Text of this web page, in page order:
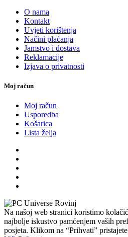
O nama
Kontakt
Uvjeti korištenja
Načini plaćanja
Jamstvo i dostava
Reklamacije
Izjava o privatnosti
Moj račun
Moj račun
Usporedba
Košarica
Lista želja
Na našoj web stranici koristimo
najbolje iskustvo pamćenjem vaših
posjeta. Klikom na “Prihvati”